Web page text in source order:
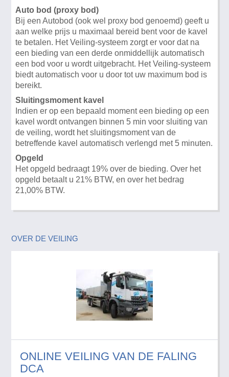
Auto bod (proxy bod)
Bij een Autobod (ook wel proxy bod genoemd) geeft u
aan welke prijs u maximaal bereid bent voor de kavel
te betalen. Het Veiling-systeem zorgt er voor dat na
een bieding van een derde onmiddellijk automatisch
een bod voor u wordt uitgebracht. Het Veiling-systeem
biedt automatisch voor u door tot uw maximum bod is
bereikt.
Sluitingsmoment kavel
Indien er op een bepaald moment een bieding op een
kavel wordt ontvangen binnen 5 min voor sluiting van
de veiling, wordt het sluitingsmoment van de
betreffende kavel automatisch verlengd met 5 minuten.
Opgeld
Het opgeld bedraagt 19% over de bieding. Over het
opgeld betaalt u 21% BTW, en over het bedrag
21,00% BTW.
OVER DE VEILING
ONLINE VEILING VAN DE FALING
DCA